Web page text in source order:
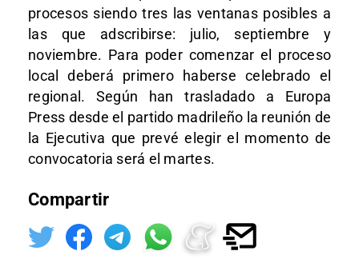
procesos siendo tres las ventanas posibles a
las que adscribirse: julio, septiembre y
noviembre. Para poder comenzar el proceso
local deberá primero haberse celebrado el
regional. Según han trasladado a Europa
Press desde el partido madrileño la reunión de
la Ejecutiva que prevé elegir el momento de
convocatoria será el martes.
Compartir